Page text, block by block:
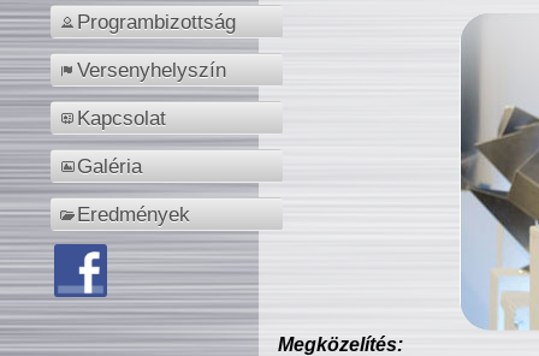
Programbizottság
Versenyhelyszín
Kapcsolat
Galéria
Eredmények
Megközelítés: